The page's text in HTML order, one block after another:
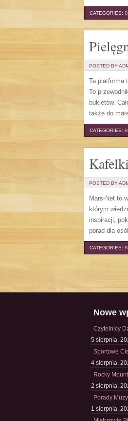
CATEGORIES:
POSTED BY
Ta platforma
To
bukietów.
także do
CATEGORIES:
POSTED BY
Mars-Net to
którym
inspiracji,
porad dla
CATEGORIES:
Nowe
Czytelnicy
5 sierpnia,
Sportowe
4 sierpnia,
Rocky
2 sierpnia,
Porady
1 sierpnia,